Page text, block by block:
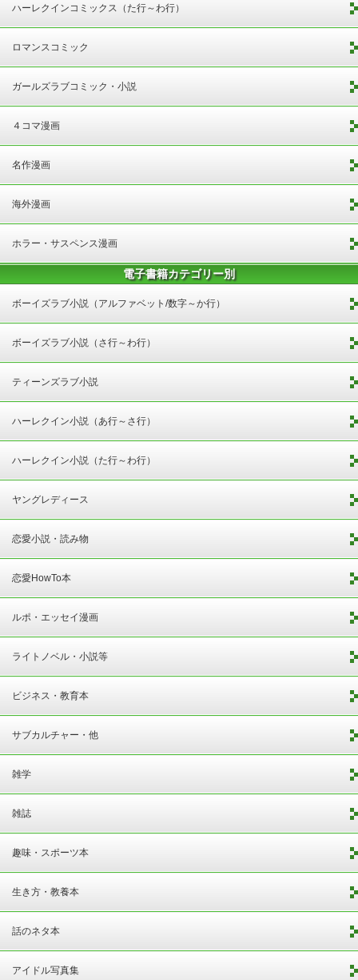
ハーレクインコミックス（た行～わ行）
ロマンスコミック
ガールズラブコミック・小説
４コマ漫画
名作漫画
海外漫画
ホラー・サスペンス漫画
電子書籍カテゴリー別
ボーイズラブ小説（アルファベット/数字～か行）
ボーイズラブ小説（さ行～わ行）
ティーンズラブ小説
ハーレクイン小説（あ行～さ行）
ハーレクイン小説（た行～わ行）
ヤングレディース
恋愛小説・読み物
恋愛HowTo本
ルポ・エッセイ漫画
ライトノベル・小説等
ビジネス・教育本
サブカルチャー・他
雑学
雑誌
趣味・スポーツ本
生き方・教養本
話のネタ本
アイドル写真集